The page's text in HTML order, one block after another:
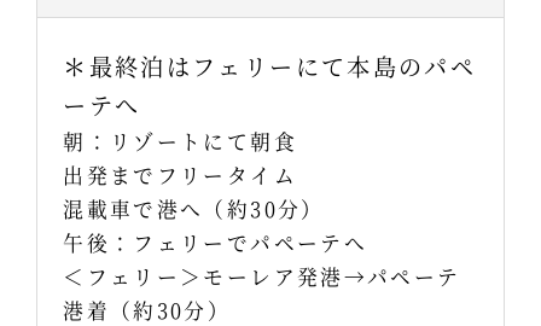
＊最終泊はフェリーにて本島のパペ
ーテへ
朝：リゾートにて朝食
出発までフリータイム
混載車で港へ（約30分）
午後：フェリーでパペーテへ
＜フェリー＞モーレア発港→パペーテ
港着（約30分）